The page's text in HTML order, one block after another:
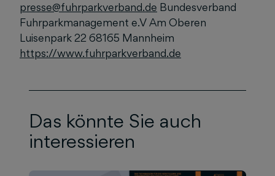
presse@fuhrparkverband.de Bundesverband
Fuhrparkmanagement e.V Am Oberen
Luisenpark 22 68165 Mannheim
https://www.fuhrparkverband.de
Das könnte Sie auch
interessieren